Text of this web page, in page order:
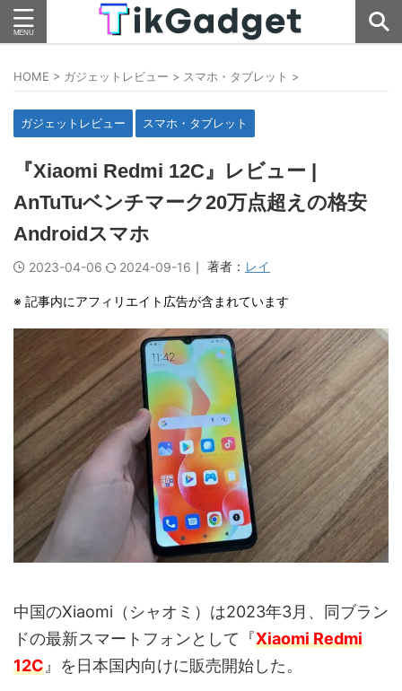
HOME > ガジェットレビュー > スマホ・タブレット >
ガジェットレビュー スマホ・タブレット
『Xiaomi Redmi 12C』レビュー |
AnTuTuベンチマーク20万点超えの格安
Androidスマホ
2023-04-06 2024-09-16 ｜ 著者： レイ
※ 記事内にアフィリエイト広告が含まれています
中国のXiaomi（シャオミ）は2023年3月、同ブラン
ドの最新スマートフォンとして『Xiaomi Redmi
12C』を日本国内向けに販売開始した。